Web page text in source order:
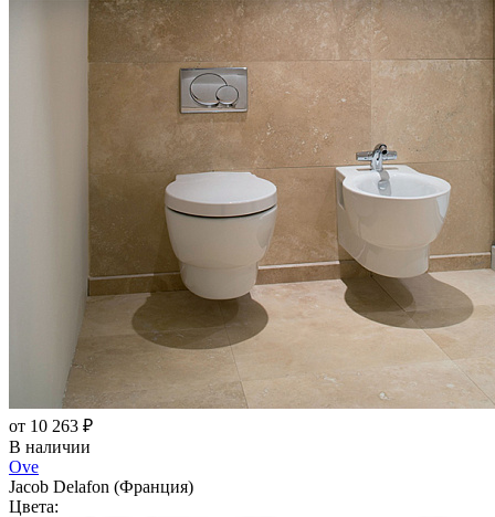
от 10 263 ₽
В наличии
Ove
Jacob Delafon (Франция)
Цвета: